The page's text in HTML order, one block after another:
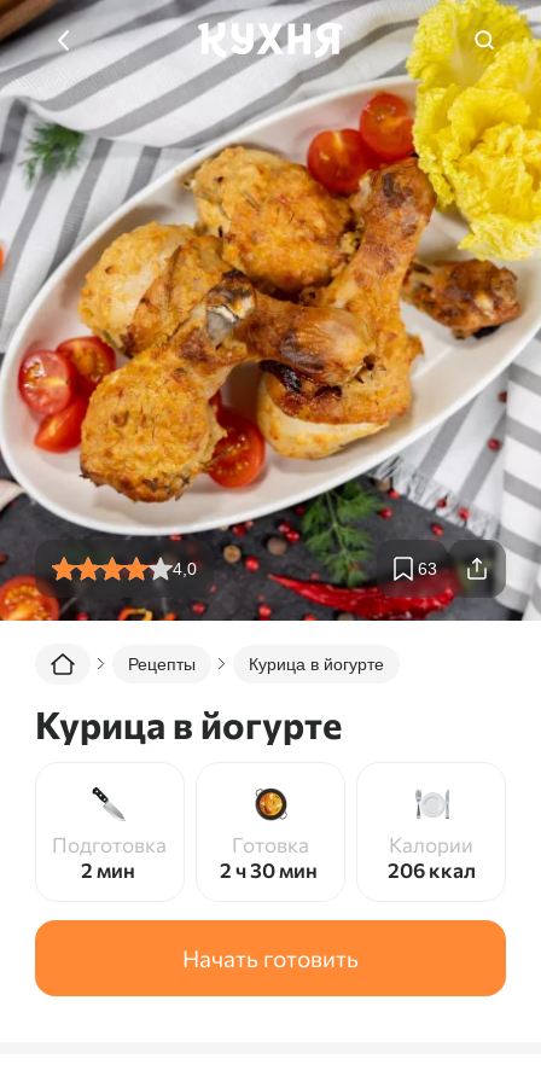
4,0 63
Рецепты Курица в йогурте
Курица в йогурте
Подготовка
2 мин
Готовка
2 ч 30 мин
Калории
206 ккал
Начать готовить